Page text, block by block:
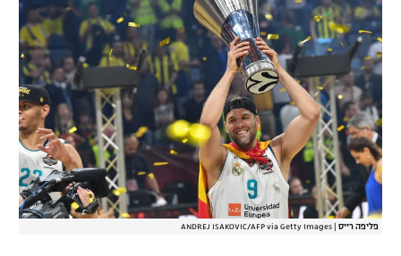
פליפה רייס ANDREJ ISAKOVIC/AFP via Getty Images